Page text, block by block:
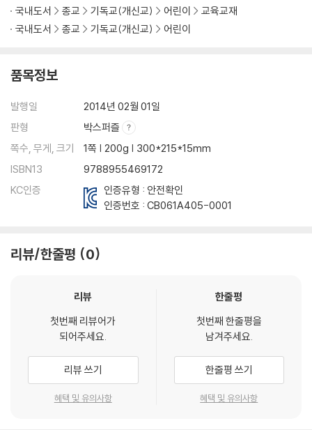
국내도서
종교 기독교(개신교) 어린이
교육교재
국내도서
종교 기독교(개신교) 어린이
품목정보
발행일
2014년 02월 01일
판형
박스퍼즐
쪽수, 무게, 크기
1쪽 | 200g | 300*215*15mm
ISBN13
9788955469172
KC인증
인증유형 : 안전확인
인증번호 :CB061A405-0001
리뷰/한줄평 0
리뷰
첫번째 리뷰어가
되어주세요.
리뷰 쓰기
혜택 및 유의사항
한줄평
첫번째 한줄평을
남겨주세요.
한줄평 쓰기
혜택 및 유의사항